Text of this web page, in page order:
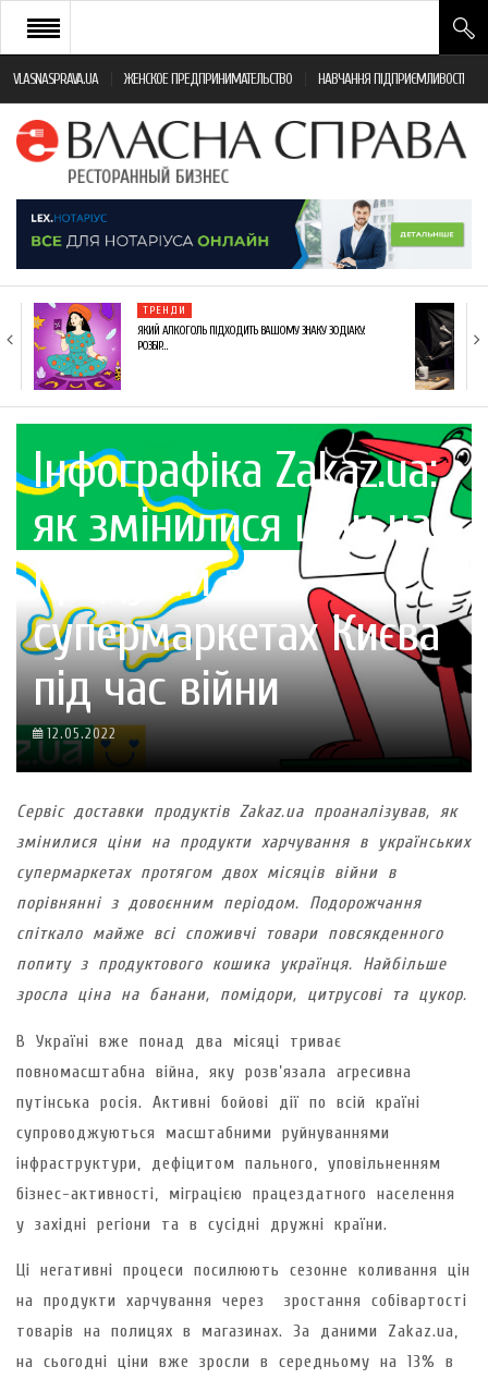
VLASNASPRAVA.UA ЖЕНСКОЕ ПРЕДПРИНИМАТЕЛЬСТВО НАВЧАННЯ ПІДПРИЄМЛИВОСТІ
НОВИНИ РЕСТОРАННОГО БІЗНЕСУ
ЯК ВІДКРИТИ ТА УСПІШНО КЕРУВАТИ
МОНІТОРИНГ ЗАКОНОДАВСТВА
ФРАНЧАЙЗИНГ
КНИГИ
ТРЕНДИ
ЯКИЙ АЛКОГОЛЬ ПІДХОДИТЬ ВАШОМУ ЗНАКУ ЗОДІАКУ:
РОЗБІР…
Інфографіка Zakaz.ua:
як змінилися ціни на
продукти в
супермаркетах Києва
під час війни
12.05.2022
Сервіс доставки продуктів Zakaz.ua проаналізував, як
змінилися ціни на продукти харчування в українських
супермаркетах протягом двох місяців війни в
порівнянні з довоєнним періодом. Подорожчання
спіткало майже всі споживчі товари повсякденного
попиту з продуктового кошика українця. Найбільше
зросла ціна на банани, помідори, цитрусові та цукор.
В Україні вже понад два місяці триває
повномасштабна війна, яку розв’язала агресивна
путінська росія. Активні бойові дії по всій країні
супроводжуються масштабними руйнуваннями
інфраструктури, дефіцитом пального, уповільненням
бізнес-активності, міграцією працездатного населення
у західні регіони та в сусідні дружні країни.
Ці негативні процеси посилюють сезонне коливання цін
на продукти харчування через зростання собівартості
товарів на полицях в магазинах. За даними Zakaz.ua,
на сьогодні ціни вже зросли в середньому на 13% в